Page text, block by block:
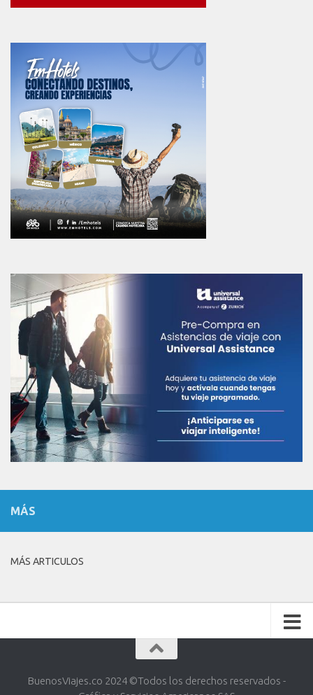
MÁS
MÁS ARTICULOS
BuenosViajes.co 2024 ©️Todos los derechos reservados -